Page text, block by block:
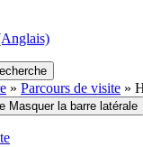
» Parcours de visite »
Masquer la barre latérale